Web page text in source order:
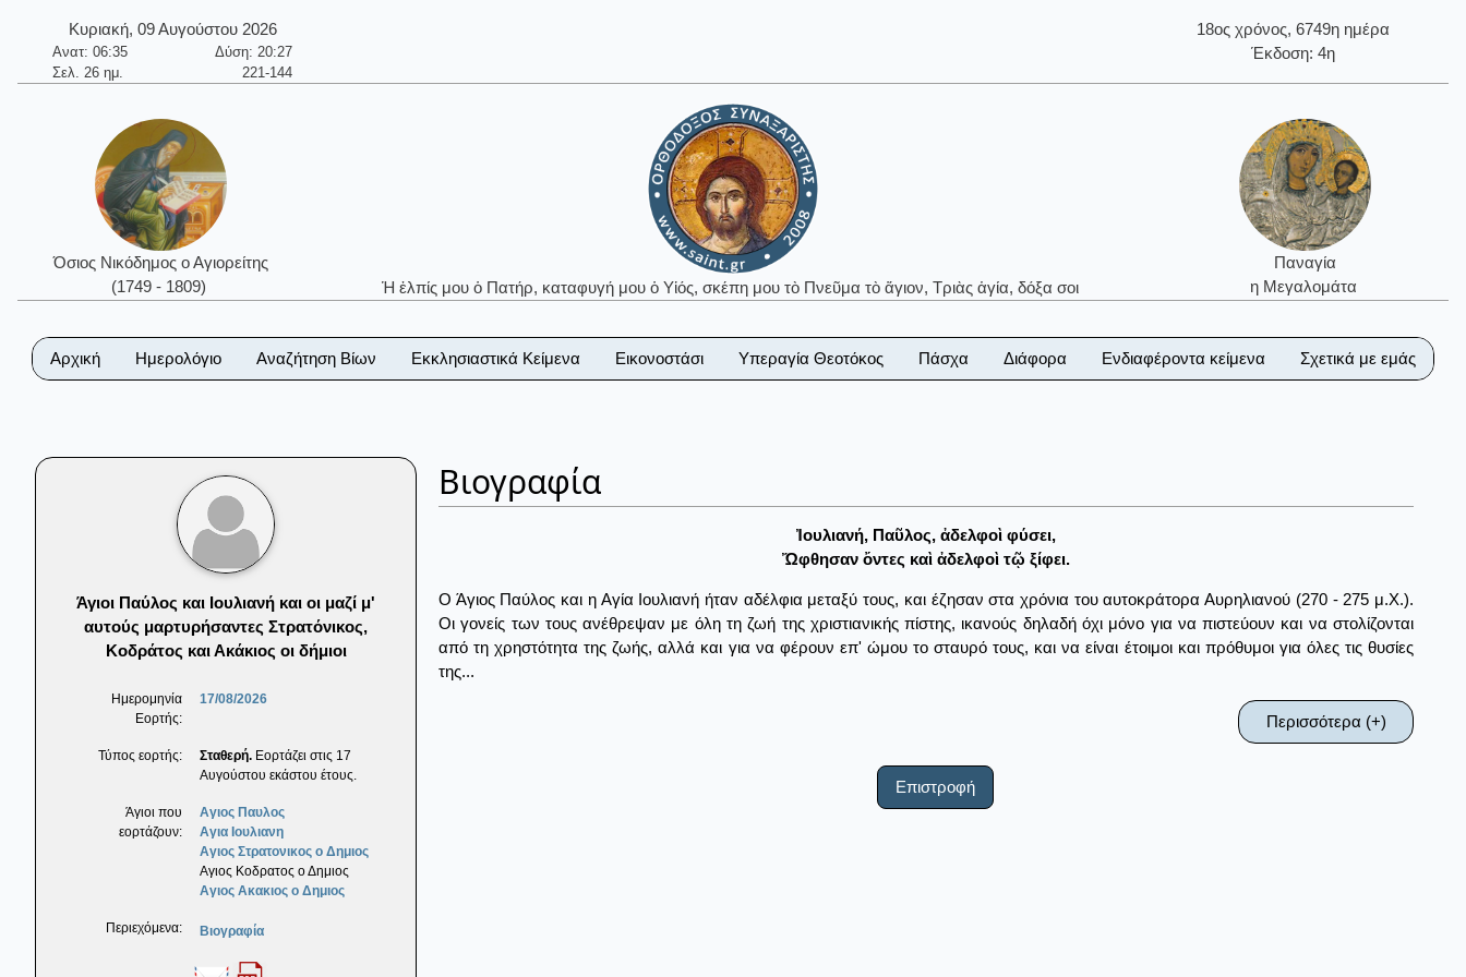
Κυριακή, 09 Αυγούστου 2026
Ανατ: 06:35
Δύση: 20:27
Σελ. 26 ημ.
221-144
18ος χρόνος, 6749η ημέρα
Έκδοση: 4η
Όσιος Νικόδημος ο Αγιορείτης
(1749 - 1809)
Ἡ ἐλπίς μου ὁ Πατήρ, καταφυγή μου ὁ Υἱός, σκέπη μου τὸ Πνεῦμα τὸ ἅγιον, Τριὰς ἁγία, δόξα σοι
Παναγία
η Μεγαλομάτα
Αρχική Ημερολόγιο Αναζήτηση Βίων Εκκλησιαστικά Κείμενα Εικονοστάσι Υπεραγία Θεοτόκος Πάσχα Διάφορα Ενδιαφέροντα κείμενα Σχετικά με εμάς
Άγιοι Παύλος και Ιουλιανή και οι μαζί μ'
αυτούς μαρτυρήσαντες Στρατόνικος,
Κοδράτος και Ακάκιος οι δήμιοι
Ημερομηνία
Εορτής:
17/08/2026
Τύπος εορτής: Σταθερή. Εορτάζει στις 17
Αυγούστου εκάστου έτους.
Άγιοι που
εορτάζουν:
Αγιος Παυλος
Αγια Ιουλιανη
Αγιος Στρατονικος ο Δημιος
Αγιος Κοδρατος ο Δημιος
Αγιος Ακακιος ο Δημιος
Περιεχόμενα: Βιογραφία
Βιογραφία
Ἰουλιανή, Παῦλος, ἀδελφοὶ φύσει,
Ὤφθησαν ὄντες καὶ ἀδελφοὶ τῷ ξίφει.
Ο Άγιος Παύλος και η Αγία Ιουλιανή ήταν αδέλφια μεταξύ τους, και έζησαν στα χρόνια του αυτοκράτορα Αυρηλιανού (270 - 275 μ.Χ.).
Οι γονείς των τους ανέθρεψαν με όλη τη ζωή της χριστιανικής πίστης, ικανούς δηλαδή όχι μόνο για να πιστεύουν και να στολίζονται
από τη χρηστότητα της ζωής, αλλά και για να φέρουν επ' ώμου το σταυρό τους, και να είναι έτοιμοι και πρόθυμοι για όλες τις θυσίες
της...
Περισσότερα (+)
Επιστροφή